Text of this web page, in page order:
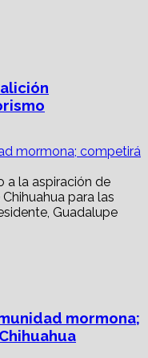
mormona; competirá
mormona;